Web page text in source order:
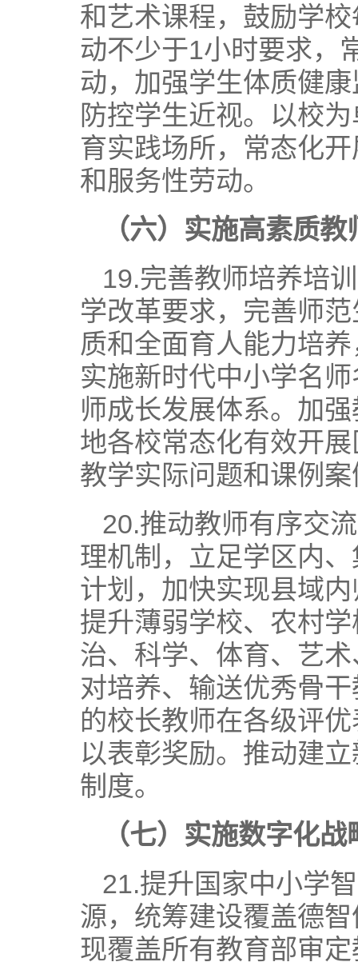
和艺术课程，鼓励学
动不少于1小时要求，
动，加强学生体质健
防控学生近视。以校
育实践场所，常态化
和服务性劳动。
（六）实施高素质
19.完善教师培养培
学改革要求，完善师
质和全面育人能力培
实施新时代中小学名
师成长发展体系。加
地各校常态化有效开
教学实际问题和课例
20.推动教师有序交
理机制，立足学区内
计划，加快实现县域
提升薄弱学校、农村
治、科学、体育、艺
对培养、输送优秀骨
的校长教师在各级评
以表彰奖励。推动建
制度。
（七）实施数字化
21.提升国家中小学
源，统筹建设覆盖德
现覆盖所有教育部审